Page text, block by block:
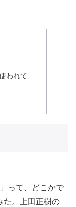
われて
って、どこかで
た。上田正樹の